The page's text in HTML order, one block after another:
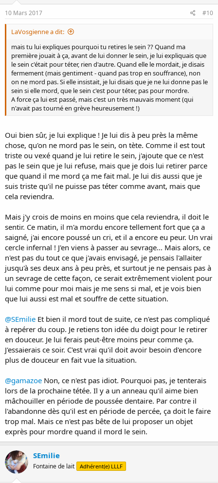
10 Mars 2017 #10
LaVosgienne a dit:
mais tu lui expliques pourquoi tu retires le sein ?? Quand ma
première jouait à ça, avant de lui donner le sein, je lui expliquais que
le sein c'était pour téter, rien d'autre. Quand elle le mordait, je disais
fermement (mais gentiment - quand pas trop en souffrance), non
on ne mord pas. Si elle insistait, je lui disais que je ne lui donne pas le
sein si elle mord, que le sein c'est pour téter, pas pour mordre.
A force ça lui est passé, mais c'est un très mauvais moment (qui
n'avait pas tourné en grève heureusement !)
Oui bien sûr, je lui explique ! Je lui dis à peu près la même
chose, qu'on ne mord pas le sein, on tète. Comme il est tout
triste ou vexé quand je lui retire le sein, j'ajoute que ce n'est
pas le sein que je lui refuse, mais que je dois lui retirer parce
que quand il me mord ça me fait mal. Je lui dis aussi que je
suis triste qu'il ne puisse pas téter comme avant, mais que
cela reviendra.
Mais j'y crois de moins en moins que cela reviendra, il doit le
sentir. Ce matin, il m'a mordu encore tellement fort que ça a
saigné, j'ai encore poussé un cri, et il a encore eu peur. Un vrai
cercle infernal ! J'en viens à passer au sevrage... Mais alors, ce
n'est pas du tout ce que j'avais envisagé, je pensais l'allaiter
jusqu'à ses deux ans à peu près, et surtout je ne pensais pas à
un sevrage de cette façon, ce serait extrêmement violent pour
lui comme pour moi mais je me sens si mal, et je vois bien
que lui aussi est mal et souffre de cette situation.
@SEmilie Et bien il mord tout de suite, ce n'est pas compliqué
à repérer du coup. Je retiens ton idée du doigt pour le retirer
en douceur. Je lui ferais peut-être moins peur comme ça.
J'essaierais ce soir. C'est vrai qu'il doit avoir besoin d'encore
plus de douceur en fait vue la situation.
@gamazoe Non, ce n'est pas idiot. Pourquoi pas, je tenterais
lors de la prochaine tétée. Il y a un anneau qu'il aime bien
mâchouiller en période de poussée dentaire. Par contre il
l'abandonne dès qu'il est en période de percée, ça doit le faire
trop mal. Mais ce n'est pas bête de lui proposer un objet
exprès pour mordre quand il mord le sein.
SEmilie
Fontaine de lait Adhérent(e) LLLF